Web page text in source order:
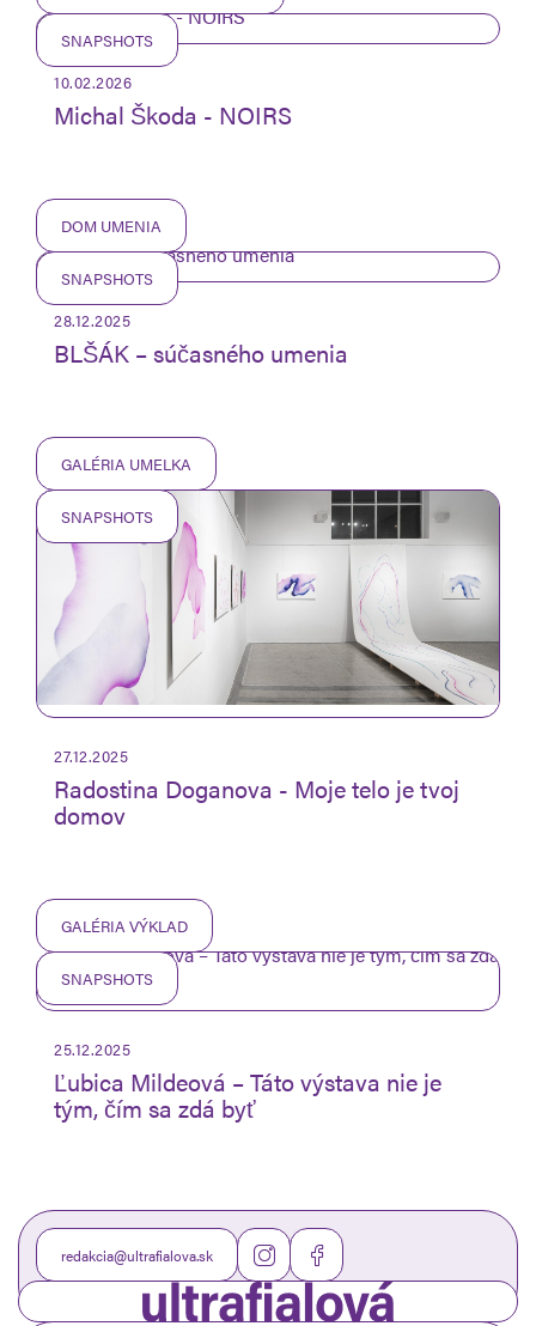
SNAPSHOTS
10.02.2026
Michal Škoda - NOIRS
DOM UMENIA
SNAPSHOTS
28.12.2025
BLŠÁK – súčasného umenia
GALÉRIA UMELKA
SNAPSHOTS
27.12.2025
Radostina Doganova - Moje telo je tvoj
domov
GALÉRIA VÝKLAD
SNAPSHOTS
25.12.2025
Ľubica Mildeová – Táto výstava nie je
tým, čím sa zdá byť
redakcia@ultrafialova.sk